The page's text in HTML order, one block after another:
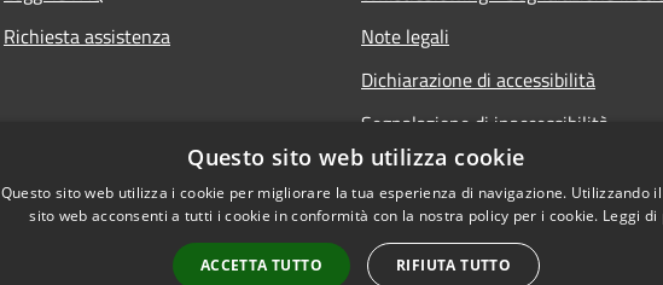
Richiesta assistenza
Note legali
Dichiarazione di accessibilità
Segnalazione di inaccessibilità
Copyright © 2026 • Comune di
Questo sito web utilizza cookie
Questo sito web utilizza i cookie per migliorare la tua esperienza di navigazione. Utilizzando
sito web acconsenti a tutti i cookie in conformità con la nostra policy per i cookie. Leggi di
ACCETTA TUTTO RIFIUTA TUTTO